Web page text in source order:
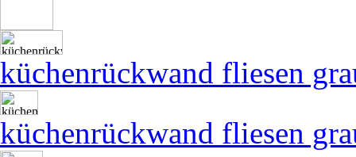
küchenrückwand fliesen
küchenrückwand fliesen